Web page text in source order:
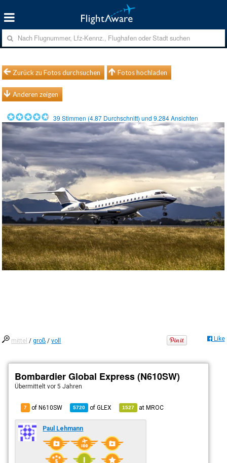
Zurück zu Fotos durchsuchen Fotos hochladen
Anderen zeigen
39 Stimmen (4.87 Durchschnitt) und9.284Ansichten
mittel /groß /voll Like
Bombardier Global Express (N610SW)
Übermitteltvor 5 Jahren
7 of N610SW 5720 ofGLEX 1527 atMROC
Paul Lehmann